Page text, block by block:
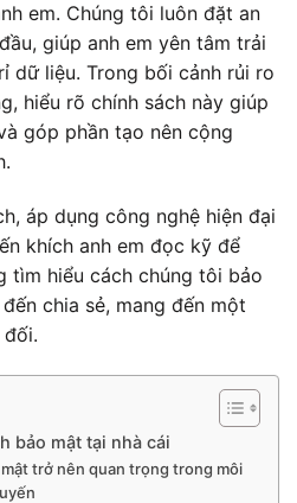
em. Chúng tôi luôn đặt an
giúp anh em yên tâm trải
dữ liệu. Trong bối cảnh rủi ro
hiểu rõ chính sách này giúp
góp phần tạo nên cộng
áp dụng công nghệ hiện đại
khích anh em đọc kỹ để
tìm hiểu cách chúng tôi bảo
chia sẻ, mang đến một
đối.
bảo mật tại nhà cái
trở nên quan trọng trong môi